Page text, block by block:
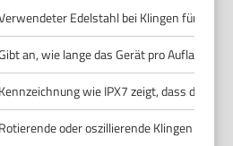
Edelstahl bei Klingen für
an, wie lange das Gerät pro
Kennzeichnung wie IPX7 zeigt, dass der
Rotierende oder oszillierende Klingen